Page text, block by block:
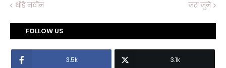
थोडे नवीन जरा जुने
FOLLOW US
3.5k 3.1k